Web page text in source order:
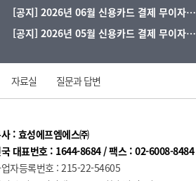
[공지] 2026년 06월 신용카드 결제 무이자…
[공지] 2026년 05월 신용카드 결제 무이자…
자료실 질문과 답변
: 효성에프엠에스㈜
대표번호 : 1644-8684 / 팩스 : 02-6008-8484
자등록번호 : 215-22-54605